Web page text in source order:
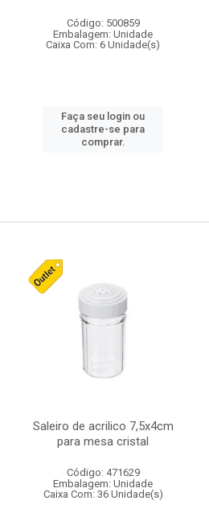
Código: 500859
Embalagem: Unidade
Caixa Com: 6 Unidade(s)
Faça seu login ou
cadastre-se para
comprar.
Saleiro de acrilico 7,5x4cm
para mesa cristal
Código: 471629
Embalagem: Unidade
Caixa Com: 36 Unidade(s)